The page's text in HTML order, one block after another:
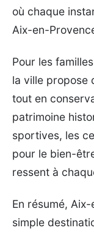
où chaque
Aix-en-
Pour les
la ville propose
tout en
patrimoine
sportives, les
pour le bien-
ressent à
En résumé,
simple